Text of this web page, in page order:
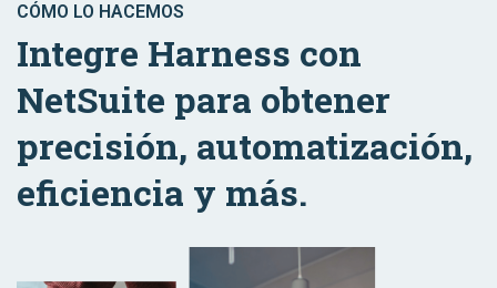
CÓMO LO HACEMOS
Integre Harness con
NetSuite para obtener
precisión, automatización,
eficiencia y más.